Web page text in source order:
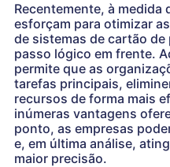
Recentemente, à medida
esforçam para otimizar
de sistemas de cartão
passo lógico em frente.
permite que as
tarefas principais,
recursos de forma mais
inúmeras vantagens
ponto, as empresas
e, em última análise,
maior precisão.